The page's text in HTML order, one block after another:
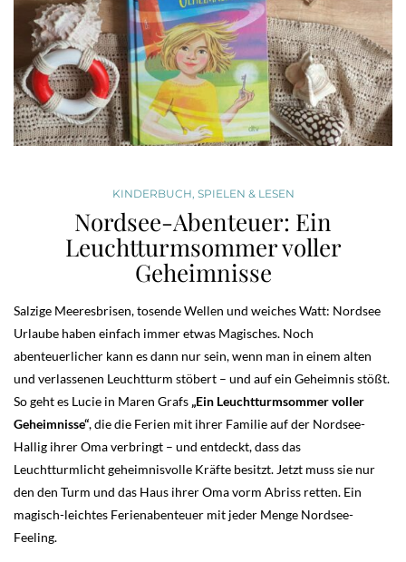
KINDERBUCH, SPIELEN & LESEN
Nordsee-Abenteuer: Ein
Leuchtturmsommer voller
Geheimnisse
Salzige Meeresbrisen, tosende Wellen und weiches Watt: Nordsee
Urlaube haben einfach immer etwas Magisches. Noch
abenteuerlicher kann es dann nur sein, wenn man in einem alten
und verlassenen Leuchtturm stöbert – und auf ein Geheimnis stößt.
So geht es Lucie in Maren Grafs „Ein Leuchtturmsommer voller
Geheimnisse“, die die Ferien mit ihrer Familie auf der Nordsee-
Hallig ihrer Oma verbringt – und entdeckt, dass das
Leuchtturmlicht geheimnisvolle Kräfte besitzt. Jetzt muss sie nur
den den Turm und das Haus ihrer Oma vorm Abriss retten. Ein
magisch-leichtes Ferienabenteuer mit jeder Menge Nordsee-
Feeling.